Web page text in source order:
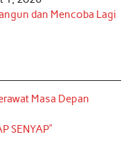
dan Mencoba Lagi
Masa Depan
SENYAP”